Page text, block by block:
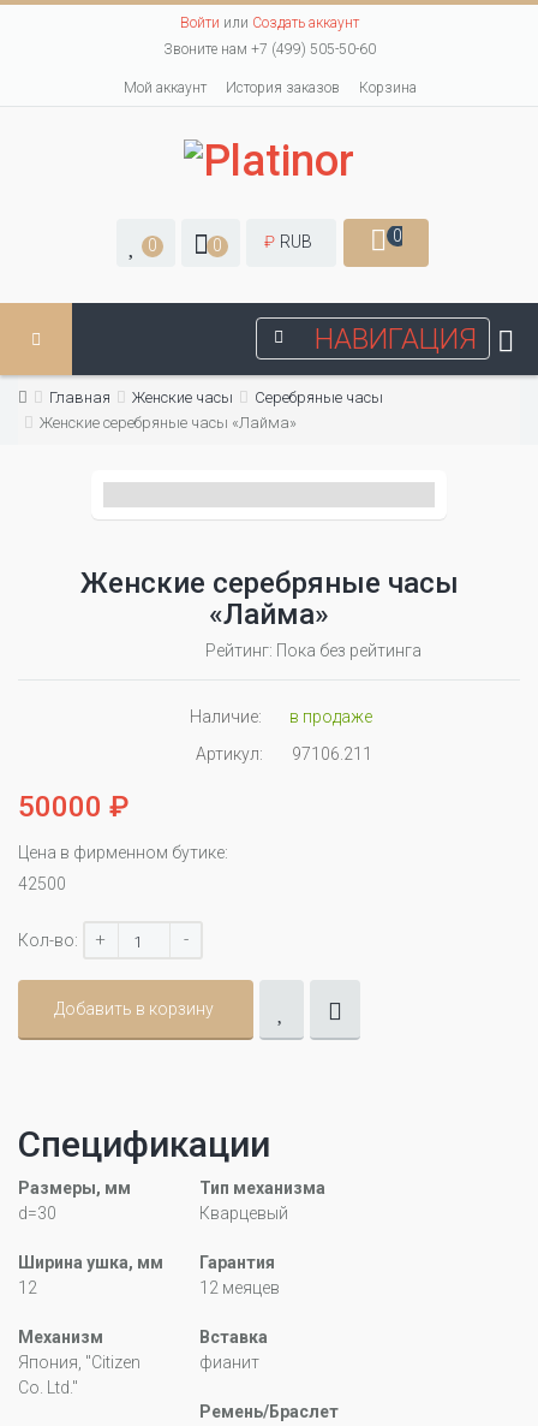
Войти или Создать аккаунт
Звоните нам +7 (499) 505-50-60
Мой аккаунт История заказов Корзина
0 0 ₽ RUB 0
НАВИГАЦИЯ
Главная Женские часы
Серебряные часы
Женские серебряные часы «Лайма»
Женские серебряные часы
«Лайма»
Рейтинг: Пока без рейтинга
Наличие:
в продаже
Артикул:
97106.211
50000 ₽
Цена в фирменном бутике:
42500
Кол-во: + -
Добавить в корзину
Спецификации
Размеры, мм
d=30
Тип механизма
Кварцевый
Ширина ушка, мм
12
Гарантия
12 меяцев
Механизм
Япония, "Citizen
Co. Ltd."
Вставка
фианит
Ремень/Браслет